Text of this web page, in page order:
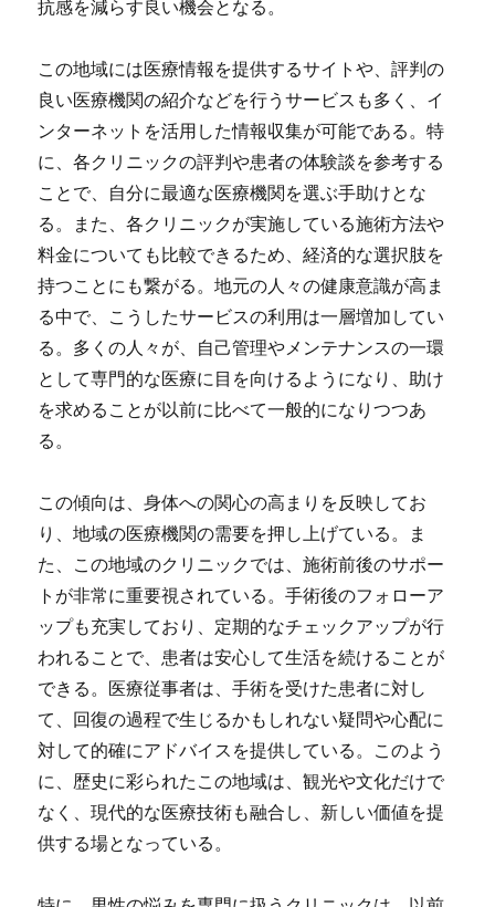
抗感を減らす良い機会となる。
この地域には医療情報を提供するサイトや、評判の
良い医療機関の紹介などを行うサービスも多く、イ
ンターネットを活用した情報収集が可能である。特
に、各クリニックの評判や患者の体験談を参考する
ことで、自分に最適な医療機関を選ぶ手助けとな
る。また、各クリニックが実施している施術方法や
料金についても比較できるため、経済的な選択肢を
持つことにも繋がる。地元の人々の健康意識が高ま
る中で、こうしたサービスの利用は一層増加してい
る。多くの人々が、自己管理やメンテナンスの一環
として専門的な医療に目を向けるようになり、助け
を求めることが以前に比べて一般的になりつつあ
る。
この傾向は、身体への関心の高まりを反映してお
り、地域の医療機関の需要を押し上げている。ま
た、この地域のクリニックでは、施術前後のサポー
トが非常に重要視されている。手術後のフォローア
ップも充実しており、定期的なチェックアップが行
われることで、患者は安心して生活を続けることが
できる。医療従事者は、手術を受けた患者に対し
て、回復の過程で生じるかもしれない疑問や心配に
対して的確にアドバイスを提供している。このよう
に、歴史に彩られたこの地域は、観光や文化だけで
なく、現代的な医療技術も融合し、新しい価値を提
供する場となっている。